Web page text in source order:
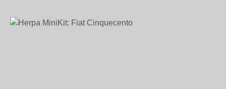
Bildergalerie überspringen